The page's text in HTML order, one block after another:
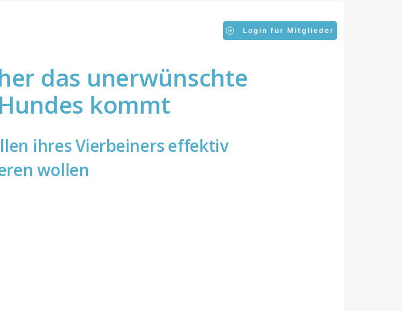
Login für Mitglieder
das unerwünschte
kommt
ihres Vierbeiners effektiv
wollen